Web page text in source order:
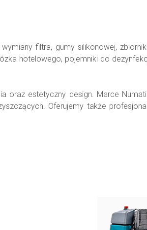
filtra, gumy silikonowej,
hotelowego, pojemniki do
oraz estetyczny design. Marce
Oferujemy także